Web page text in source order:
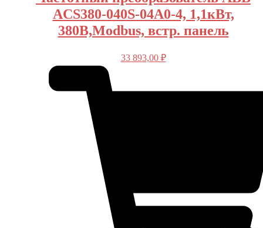
ACS380-040S-04A0-4, 1,1кВт,
380В,Modbus, встр. панель
33 893,00 ₽